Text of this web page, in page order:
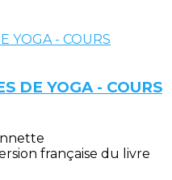
DE YOGA - COURS
française du livre